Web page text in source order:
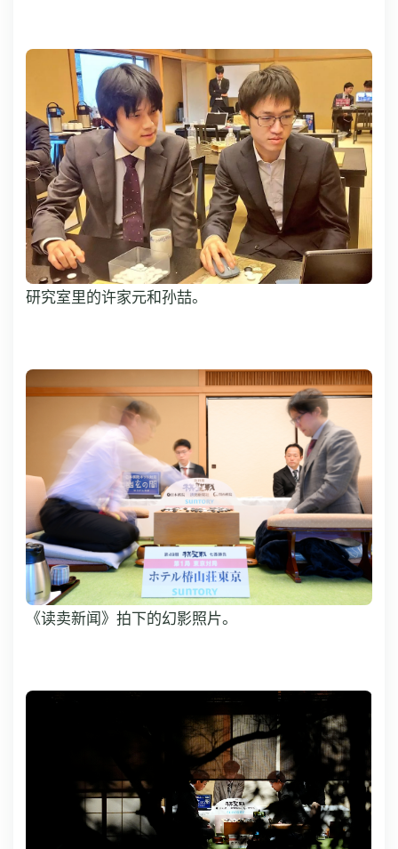
研究室里的许家元和孙喆。
《读卖新闻》拍下的幻影照片。